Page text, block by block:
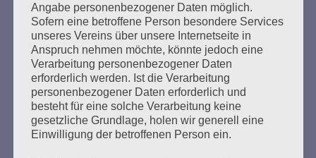
18. Verhandlungstag, Mittwoch,
05.02.2020
Erstellt am 5. Februar 2020
Der französische Überlebende Henri Zajdenwerger, 92
Jahre alt, wohnhaft in Paris, sagt als Zeuge aus. Seine
Aussage wird von einer Dolmetscherin übersetzt. Henri
Angabe personenbezogener Daten möglich.
Sofern eine betroffene Person besondere Services
unseres Vereins über unsere Internetseite in
Anspruch nehmen möchte, könnte jedoch eine
Verarbeitung personenbezogener Daten
erforderlich werden. Ist die Verarbeitung
personenbezogener Daten erforderlich und
besteht für eine solche Verarbeitung keine
gesetzliche Grundlage, holen wir generell eine
Einwilligung der betroffenen Person ein.